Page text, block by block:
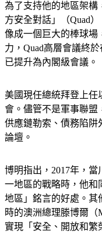
為了支持他的地區架構
方安全對話」（Quad
像成一個巨大的棒球場
力，Quad高層會議終
已提升為內閣級會議。
美國現任總統拜登上任
會。儘管不是軍事聯盟
供應鏈勒索、債務陷阱
論壇。
博明指出，2017年，
一地區的戰略時，他和
地區」銘言的好處。其
時的澳洲總理滕博爾（
實現「安全、開放和繁